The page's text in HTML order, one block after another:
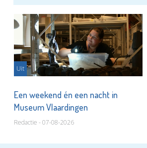
Uit
Een weekend én een nacht in
Museum Vlaardingen
Redactie - 07-08-2026